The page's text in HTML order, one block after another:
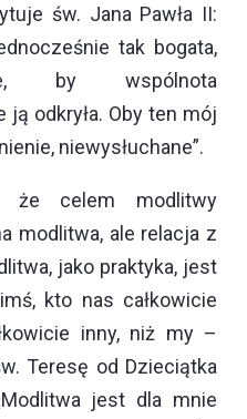
św. Jana Pawła II:
tak bogata,
by wspólnota
odkryła. Oby ten mój
niewysłuchane”.
że celem modlitwy
modlitwa, ale relacja z
jako praktyka, jest
kto nas całkowicie
inny, niż my –
Teresę od Dzieciątka
jest dla mnie